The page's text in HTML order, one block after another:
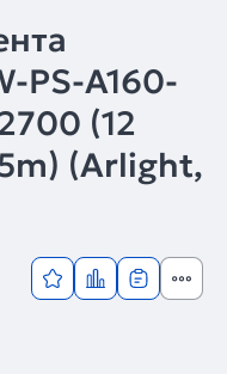
PS-A160-
(12
(Arlight,